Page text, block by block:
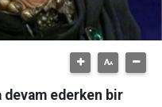
devam ederken bir